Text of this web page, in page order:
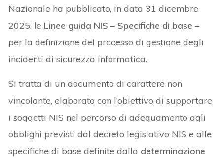
Nazionale ha pubblicato, in data 31 dicembre
2025, le Linee guida NIS – Specifiche di base –
per la definizione del processo di gestione degli
incidenti di sicurezza informatica.
Si tratta di un documento di carattere non
vincolante, elaborato con l’obiettivo di supportare
i soggetti NIS nel percorso di adeguamento agli
obblighi previsti dal decreto legislativo NIS e alle
specifiche di base definite dalla determinazione